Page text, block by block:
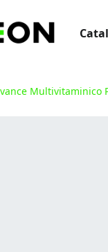
Multivitaminico